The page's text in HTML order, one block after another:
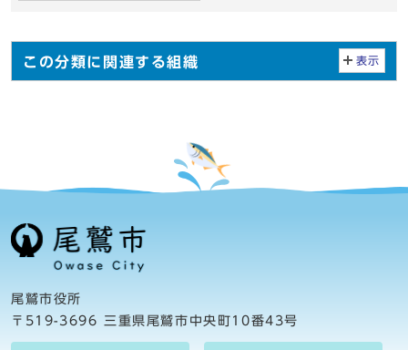
この分類に関連する組織 表示
尾鷲市役所
〒519-3696 三重県尾鷲市中央町10番43号